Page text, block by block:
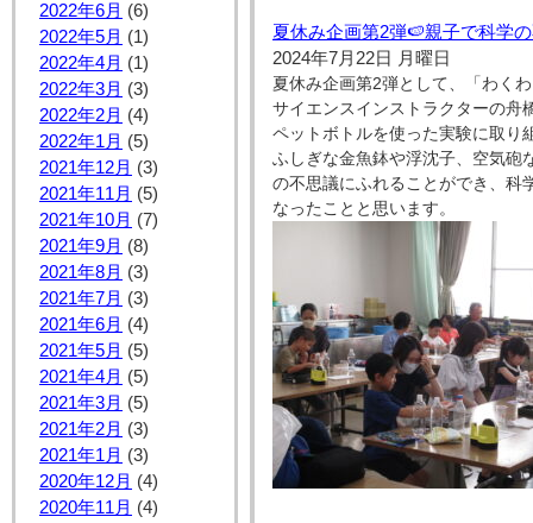
2022年6月 (6)
2022年5月 (1)
2022年4月 (1)
2022年3月 (3)
2022年2月 (4)
2022年1月 (5)
2021年12月 (3)
2021年11月 (5)
2021年10月 (7)
2021年9月 (8)
2021年8月 (3)
2021年7月 (3)
2021年6月 (4)
2021年5月 (5)
2021年4月 (5)
2021年3月 (5)
2021年2月 (3)
2021年1月 (3)
2020年12月 (4)
2020年11月 (4)
夏休み企画第2弾🍉親子で科学
2024年7月22日 月曜日
夏休み企画第2弾として、「わく
サイエンスインストラクターの
ペットボトルを使った実験に取り
ふしぎな金魚鉢や浮沈子、空気砲
の不思議にふれることができ、科
なったことと思います。